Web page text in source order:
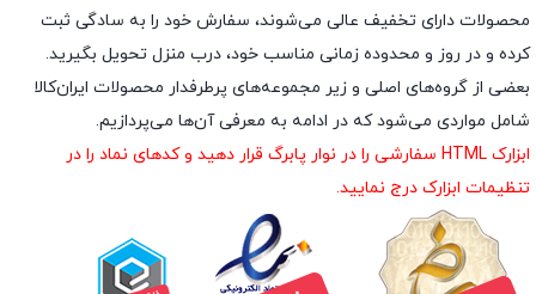
محصولات دارای تخفیف عالی می‌شوند، سفارش خود را به سادگی ثبت
کرده و در روز و محدوده زمانی مناسب خود، درب منزل تحویل بگیرید.
بعضی از گروه‌های اصلی و زیر مجموعه‌های پرطرفدار محصولات ایران‌کالا
شامل مواردی می‌شود که در ادامه به معرفی آن‌ها می‌پردازیم.
ابزارک HTML سفارشی را در نوار پابرگ قرار دهید و کدهای نماد را در
تنظیمات ابزارک درج نمایید.